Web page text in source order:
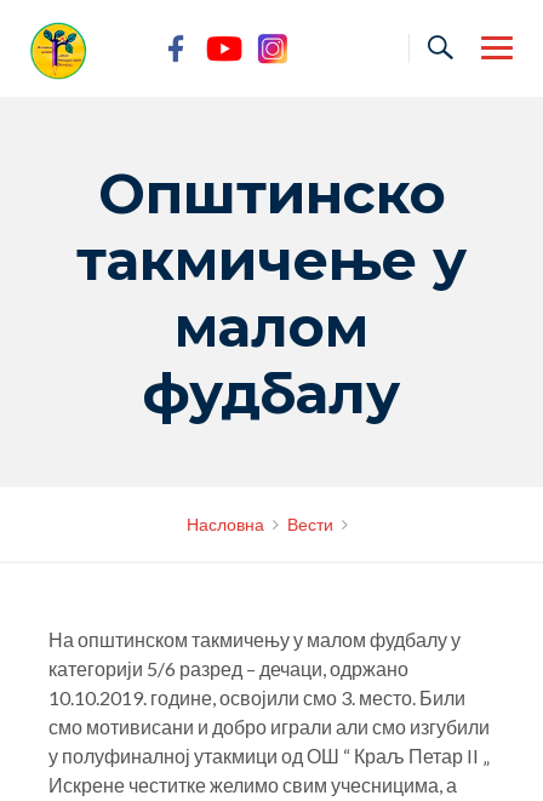
content
Општинско
такмичење у
малом
фудбалу
Насловна Вести
На општинском такмичењу у малом фудбалу у
категорији 5/6 разред – дечаци, одржано
10.10.2019. године, освојили смо 3. место. Били
смо мотивисани и добро играли али смо изгубили
у полуфиналној утакмици од ОШ “ Краљ Петар II „
Искрене честитке желимо свим учесницима, а